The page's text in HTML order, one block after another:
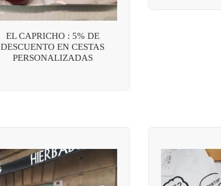
EL CAPRICHO : 5% DE
DESCUENTO EN CESTAS
PERSONALIZADAS